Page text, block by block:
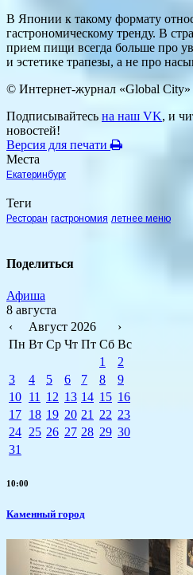
В Японии к такому формату
гастрономическому тренду. В
прием пищи всегда больше про
и эстетике трапезы, а не про
© Интернет-журнал «Global City»
Подписывайтесь на наш VK, и
новостей!
Версия для печати
Места
Екатеринбург
Теги
Ресторан гастрономия летнее меню
Поделиться
Афиша
8 августа
‹
Август 2026
›
Пн Вт Ср Чт Пт Сб Вс
1
2
3
4 5 6 7 8
9
10 11 12 13 14 15 16
17 18 19 20 21 22 23
24 25 26 27 28 29 30
31
10:00
Каменный город